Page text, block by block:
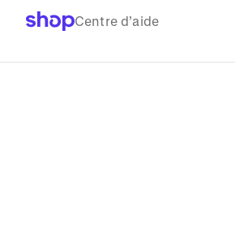
Centre d’aide